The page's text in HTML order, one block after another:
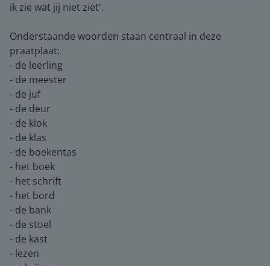
ik zie wat jij niet ziet'.
Onderstaande woorden staan centraal in deze
praatplaat:
- de leerling
- de meester
- de juf
- de deur
- de klok
- de klas
- de boekentas
- het boek
- het schrift
- het bord
- de bank
- de stoel
- de kast
- lezen